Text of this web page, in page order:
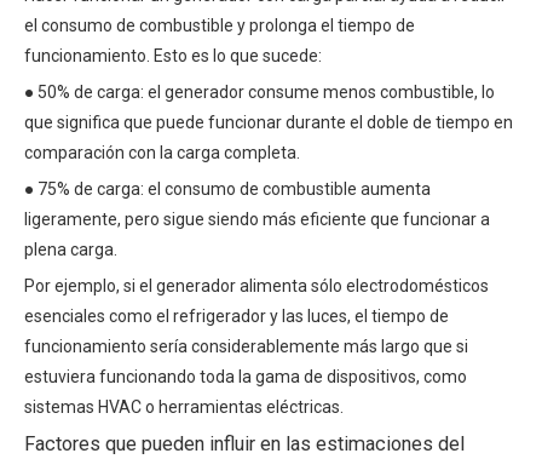
el consumo de combustible y prolonga el tiempo de
funcionamiento. Esto es lo que sucede:
● 50% de carga: el generador consume menos combustible, lo
que significa que puede funcionar durante el doble de tiempo en
comparación con la carga completa.
● 75% de carga: el consumo de combustible aumenta
ligeramente, pero sigue siendo más eficiente que funcionar a
plena carga.
Por ejemplo, si el generador alimenta sólo electrodomésticos
esenciales como el refrigerador y las luces, el tiempo de
funcionamiento sería considerablemente más largo que si
estuviera funcionando toda la gama de dispositivos, como
sistemas HVAC o herramientas eléctricas.
Factores que pueden influir en las estimaciones del